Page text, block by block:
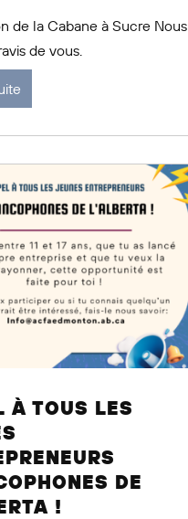
de la Cabane à Sucre Nous
de vous.
À TOUS LES
DE
!